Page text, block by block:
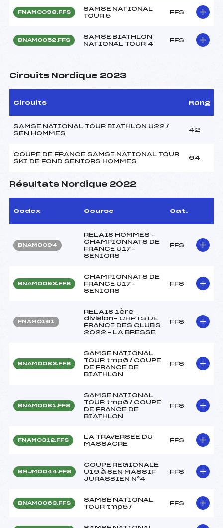
FNAM0098.FFS
SAMSE NATIONAL
TOUR 5
FFS
BNAM0052.FFS
SAMSE BIATHLON
NATIONAL TOUR 4
FFS
Circuits Nordique 2023
Circuits Rang
SAMSE NATIONAL TOUR BIATHLON U22 /
SEN HOMMES
42
COUPE DE FRANCE SAMSE NATIONAL TOUR
SKI DE FOND SENIORS HOMMES
64
Résultats Nordique 2022
Codex Course Cat.
BNAM0094
RELAIS HOMMES –
CHAMPIONNATS DE
FRANCE U17-
SENIORS
FFS
BNAM0093.FFS
CHAMPIONNATS DE
FRANCE U17-
SENIORS
FFS
FNAM0161
RELAIS 1ère
division- CHPTS DE
FRANCE DES CLUBS
2022 – LA BRESSE
FFS
BNAM0083.FFS
SAMSE NATIONAL
TOUR tmp6 / COUPE
DE FRANCE DE
BIATHLON
FFS
BNAM0081.FFS
SAMSE NATIONAL
TOUR tmp6 / COUPE
DE FRANCE DE
BIATHLON
FFS
FNAM0312.FFS
LA TRAVERSEE DU
MASSACRE
FFS
BMJM0044.FFS
COUPE REGIONALE
U19 à SEN MASSIF
JURASSIEN N°4
FFS
BNAM0063.FFS
SAMSE NATIONAL
TOUR tmp5 /
FFS